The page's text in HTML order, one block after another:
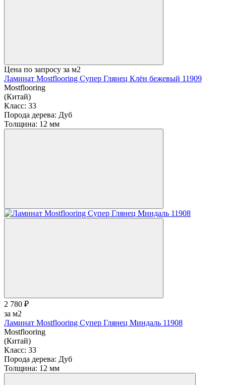
Цена по запросу за м2
Ламинат Mostflooring Супер Глянец Клён бежевый 11909
Mostflooring
(Китай)
Класс: 33
Порода дерева: Дуб
Толщина: 12 мм
2 780 ₽
за м2
Ламинат Mostflooring Супер Глянец Миндаль 11908
Mostflooring
(Китай)
Класс: 33
Порода дерева: Дуб
Толщина: 12 мм